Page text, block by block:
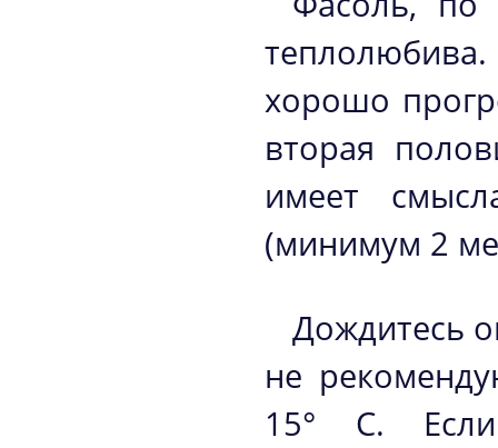
хорошо
вторая
имеет
(минимум 2
Дождитесь
не
15° С. Если